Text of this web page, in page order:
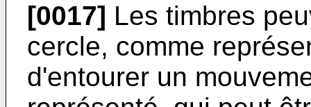
[0017] Les timbres
cercle, comme
d'entourer un